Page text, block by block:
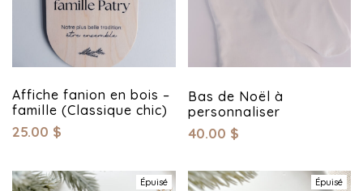
Affiche fanion en bois –
famille (Classique chic)
25.00 $
Bas de Noël à
personnaliser
40.00 $
Épuisé Épuisé